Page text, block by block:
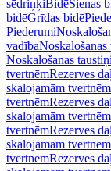
sēdriņķiBidēSienas
bidēGrīdas bidē
Piederumi
vadībaNoskalošanas
Noskalošanas taustiņi
tvertnēmRezerves
skalojamām tvertnēm
tvertnēmRezerves
skalojamām tvertnēm
tvertnēmRezerves
skalojamām tvertnēm
tvertnēmRezerves